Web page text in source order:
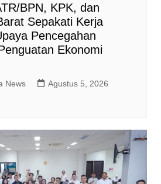
BPN, KPK, dan
Sepakati Kerja
Pencegahan
Ekonomi
News
Agustus 5, 2026